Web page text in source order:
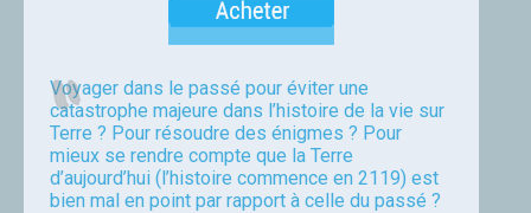
Voyager dans le passé pour éviter une
catastrophe majeure dans l’histoire de la vie sur
Terre ? Pour résoudre des énigmes ? Pour
mieux se rendre compte que la Terre
d’aujourd’hui (l’histoire commence en 2119) est
bien mal en point par rapport à celle du passé ?